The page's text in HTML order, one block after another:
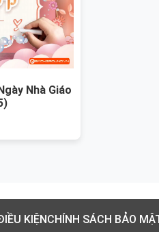
Nhà Giáo
KIỆNCHÍNH SÁCH BẢO